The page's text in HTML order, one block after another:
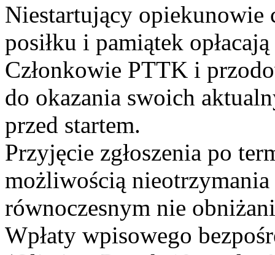
Niestartujący opiekunowie
posiłku i pamiątek
Członkowie PTTK i
do okazania swoich
przed startem.
Przyjęcie zgłoszenia po
możliwością
równoczesnym nie
Wpłaty wpisowego